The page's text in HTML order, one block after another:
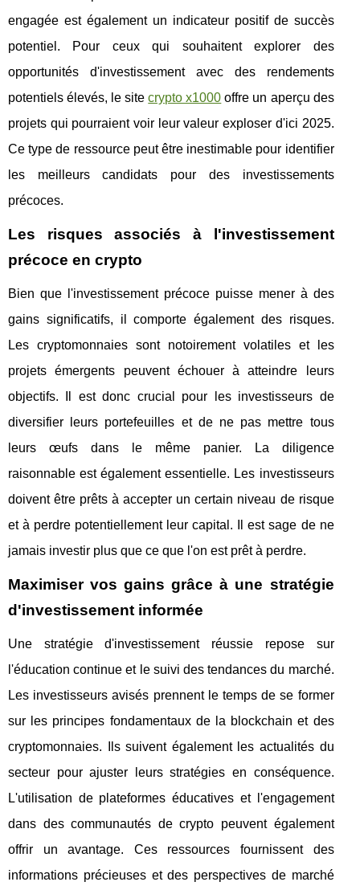
engagée est également un indicateur positif de succès
potentiel. Pour ceux qui souhaitent explorer des
opportunités d'investissement avec des rendements
potentiels élevés, le sitecrypto x1000 offre un aperçu des
projets qui pourraient voir leur valeur exploser d'ici 2025.
Ce type de ressource peut être inestimable pour identifier
les meilleurs candidats pour des investissements
précoces.
Les risques associés à l'investissement
précoce en crypto
Bien que l'investissement précoce puisse mener à des
gains significatifs, il comporte également des risques.
Les cryptomonnaies sont notoirement volatiles et les
projets émergents peuvent échouer à atteindre leurs
objectifs. Il est donc crucial pour les investisseurs de
diversifier leurs portefeuilles et de ne pas mettre tous
leurs œufs dans le même panier. La diligence
raisonnable est également essentielle. Les investisseurs
doivent être prêts à accepter un certain niveau de risque
et à perdre potentiellement leur capital. Il est sage de ne
jamais investir plus que ce que l'on est prêt à perdre.
Maximiser vos gains grâce à une stratégie
d'investissement informée
Une stratégie d'investissement réussie repose sur
l'éducation continue et le suivi des tendances du marché.
Les investisseurs avisés prennent le temps de se former
sur les principes fondamentaux de la blockchain et des
cryptomonnaies. Ils suivent également les actualités du
secteur pour ajuster leurs stratégies en conséquence.
L'utilisation de plateformes éducatives et l'engagement
dans des communautés de crypto peuvent également
offrir un avantage. Ces ressources fournissent des
informations précieuses et des perspectives de marché